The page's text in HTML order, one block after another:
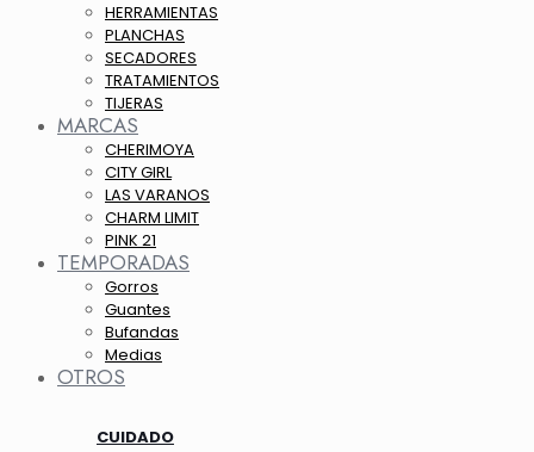
HERRAMIENTAS
PLANCHAS
SECADORES
TRATAMIENTOS
TIJERAS
MARCAS
CHERIMOYA
CITY GIRL
LAS VARANOS
CHARM LIMIT
PINK 21
TEMPORADAS
Gorros
Guantes
Bufandas
Medias
OTROS
CUIDADO